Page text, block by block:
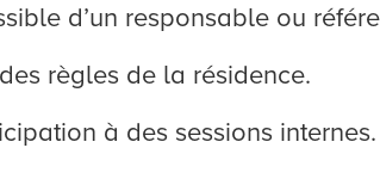
d’un responsable ou
règles de la résidence.
à des sessions internes.